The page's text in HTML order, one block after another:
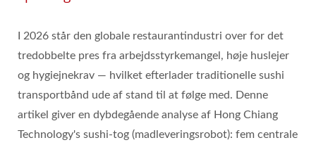
I 2026 står den globale restaurantindustri over for det
tredobbelte pres fra arbejdsstyrkemangel, høje huslejer
og hygiejnekrav — hvilket efterlader traditionelle sushi
transportbånd ude af stand til at følge med. Denne
artikel giver en dybdegående analyse af Hong Chiang
Technology's sushi-tog (madleveringsrobot): fem centrale